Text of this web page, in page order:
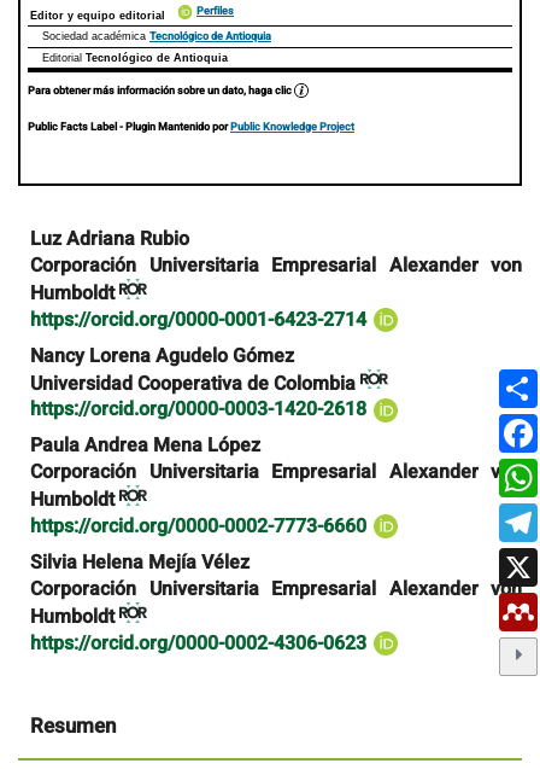
Editor y equipo editorial Perfiles
Sociedad académica Tecnológico de Antioquia
Editorial Tecnológico de Antioquia
Para obtener más información sobre un dato, haga clic
Public Facts Label- Plugin Mantenido porPublic Knowledge Project
Contenido
principal
del
artículo
Luz Adriana Rubio
Corporación Universitaria Empresarial Alexander von
Humboldt
https://orcid.org/0000-0001-6423-2714
Nancy Lorena Agudelo Gómez
Universidad Cooperativa de Colombia
https://orcid.org/0000-0003-1420-2618
Paula Andrea Mena López
Corporación Universitaria Empresarial Alexander von
Humboldt
https://orcid.org/0000-0002-7773-6660
Silvia Helena Mejía Vélez
Corporación Universitaria Empresarial Alexander von
Humboldt
https://orcid.org/0000-0002-4306-0623
Resumen